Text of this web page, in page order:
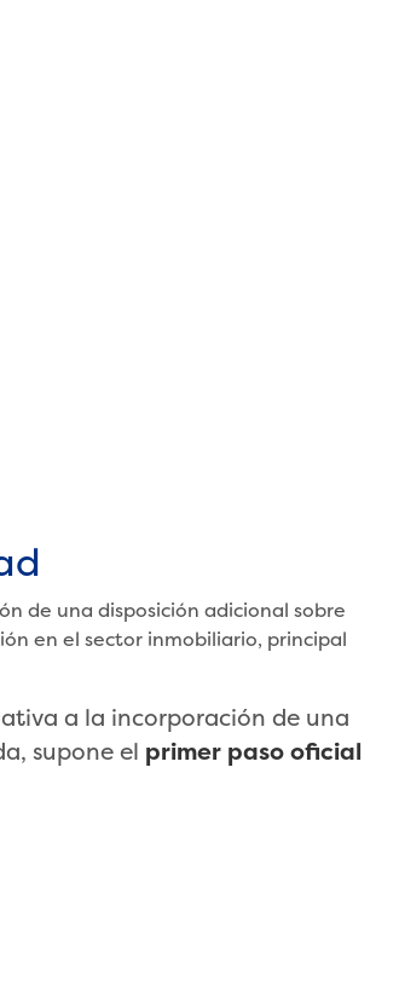
de una disposición adicional sobre
en el sector inmobiliario, principal
a la incorporación de una
supone el primer paso oficial